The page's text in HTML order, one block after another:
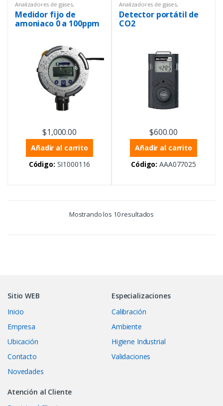
Analizadores de gases,
Estacionarios ,Instrumentación y
Procesos
Medidor fijo de
amoniaco 0 a 100ppm
$1,000.00
Añadir al carrito
Código: SI1000116
Analizadores de gases,
Analizadores de gases,
Analizadores de gases,Equipos
de Laboratorio
medición ambiental
Detector portátil de
CO2
$600.00
Añadir al carrito
Código: AAA077025
Mostrando los 10 resultados
Sitio WEB
Inicio
Empresa
Ubicación
Contacto
Novedades
Especializaciones
Calibración
Ambiente
Higiene Industrial
Validaciones
Atención al Cliente